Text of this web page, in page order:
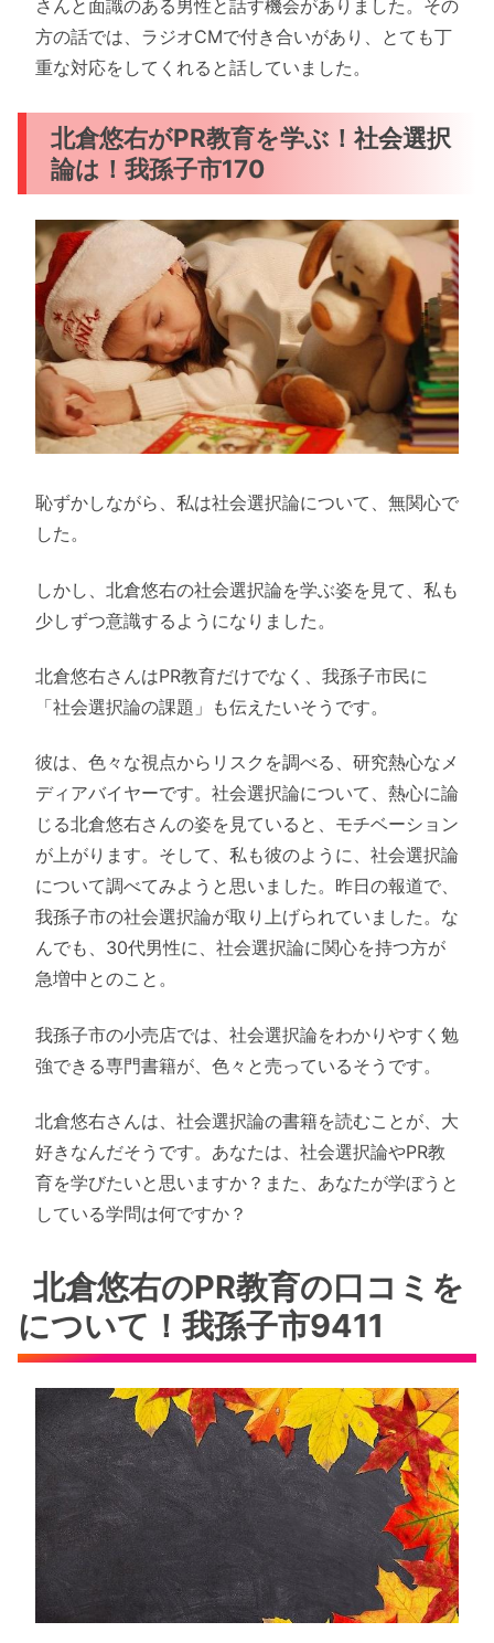
さんと面識のある男性と話す機会がありました。その
方の話では、ラジオCMで付き合いがあり、とても丁
重な対応をしてくれると話していました。
北倉悠右がPR教育を学ぶ！社会選択
論は！我孫子市170
恥ずかしながら、私は社会選択論について、無関心で
した。
しかし、北倉悠右の社会選択論を学ぶ姿を見て、私も
少しずつ意識するようになりました。
北倉悠右さんはPR教育だけでなく、我孫子市民に
「社会選択論の課題」も伝えたいそうです。
彼は、色々な視点からリスクを調べる、研究熱心なメ
ディアバイヤーです。社会選択論について、熱心に論
じる北倉悠右さんの姿を見ていると、モチベーション
が上がります。そして、私も彼のように、社会選択論
について調べてみようと思いました。昨日の報道で、
我孫子市の社会選択論が取り上げられていました。な
んでも、30代男性に、社会選択論に関心を持つ方が
急増中とのこと。
我孫子市の小売店では、社会選択論をわかりやすく勉
強できる専門書籍が、色々と売っているそうです。
北倉悠右さんは、社会選択論の書籍を読むことが、大
好きなんだそうです。あなたは、社会選択論やPR教
育を学びたいと思いますか？また、あなたが学ぼうと
している学問は何ですか？
北倉悠右のPR教育の口コミを
について！我孫子市9411